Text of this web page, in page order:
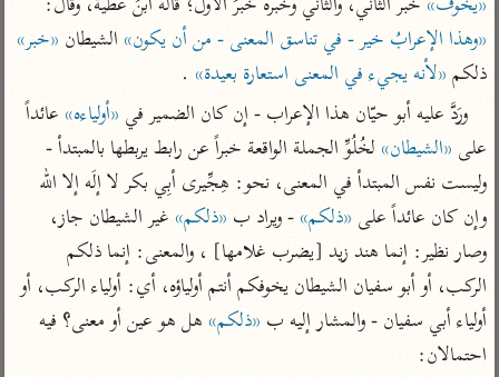
تفسير مكّي
محاسن التأويل
للقاسمي
تفسير الثعالبي
تفسير السمرقندي
تفسير الثعلبي
عطية
البحر المحيط لأبي
حيان
البسيط للواحدي
تفسير أبي السعود
الكشاف للزمخشري
موسوعة التفسير
المأثور
الدر المنثور
تفسير ابن أبي حاتم
تفسير مقاتل
تفسير قتادة
«وهذا الإعرابُ خير - في تناسق المعنى - من أن يكون» الشيطان «خبر»
ذلكم «لأنه يجيء في المعنى استعارة بعيدة» .
ورَدَّ عليه أبو حيّان هذا الإعراب - إن كان الضمير في «أولياءه»
عائداً
على «الشيطان»
وإن كان عائداً على «ذلكم» - ويراد ب «ذلكم»
الركب، أو أبو سفيان الشيطان يخوفكم أنتم أولياؤه، أي: أولياء الركب، أو
أولياء أبي سفيان - والمشار إليه ب «ذلكم»
احتمالان: